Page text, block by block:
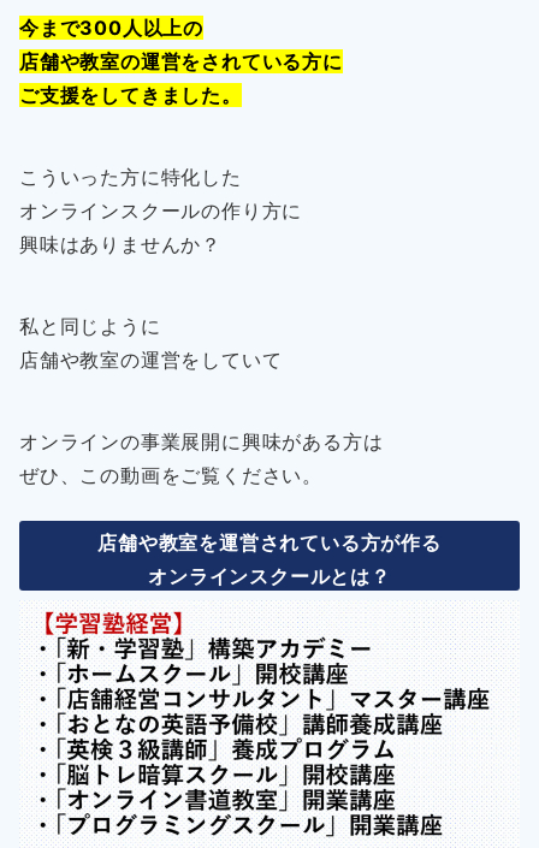
今まで300人以上の
店舗や教室の運営をされている方に
ご支援をしてきました。
こういった方に特化した
オンラインスクールの作り方に
興味はありませんか？
私と同じように
店舗や教室の運営をしていて
オンラインの事業展開に興味がある方は
ぜひ、この動画をご覧ください。
店舗や教室を運営されている方が作る
オンラインスクールとは？